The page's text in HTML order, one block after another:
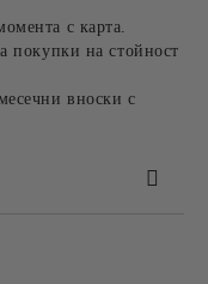
с карта.
покупки на стойност
вноски с